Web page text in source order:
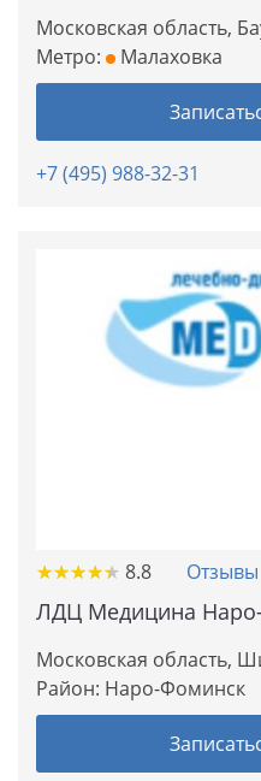
Московская область,
Метро:
Малаховка
+7 (495) 988-32-31
★★★★★
★★★★★ 8.8 Отзывы
ЛДЦ Медицина
Московская область,
Район: Наро-Фоминск